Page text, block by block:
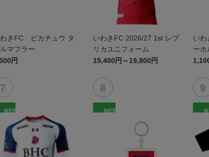
きFC ピカチュウ タ
マフラー
円
いわきFC 2026/27 1st レプ
リカユニフォーム
15,400円～19,800円
い
ーホ
NEW NEW